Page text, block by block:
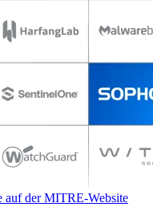
auf der MITRE-Website